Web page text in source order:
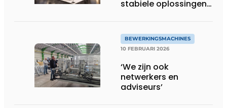
stabiele oplossingen
BEWERKINGSMACHINES
10 FEBRUARI 2026
‘We zijn ook
netwerkers en
adviseurs’